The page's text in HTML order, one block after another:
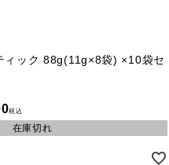
ィック 88g(11g×8袋) ×10袋セ
税込
在庫切れ